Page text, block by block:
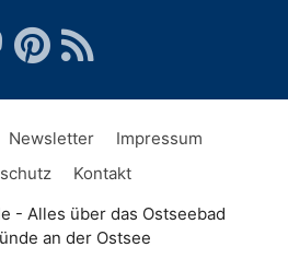
Newsletter
Impressum
Kontakt
- Alles über das Ostseebad
an der Ostsee